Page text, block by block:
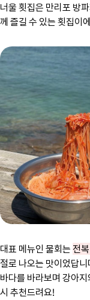
너울 횟집은 만리포 방
께 즐길 수 있는 횟집이
대표 메뉴인 물회는 전
절로 나오는 맛이었답니
바다를 바라보며 강아
시 추천드려요!